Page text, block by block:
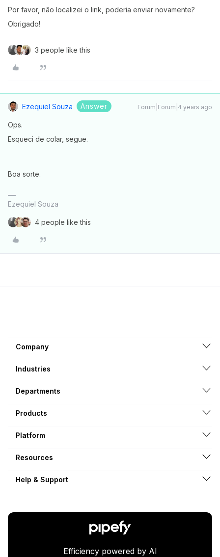
Por favor, não localizei o link, poderia enviar novamente?
Obrigado!
3 people like this
Ezequiel Souza Answer Forum|Forum|4 years ago
Ops.
Esqueci de colar, segue.
Boa sorte.
Ezequiel Souza
4 people like this
Company
Industries
Departments
Products
Platform
Resources
Help & Support
Efficiency powered by AI